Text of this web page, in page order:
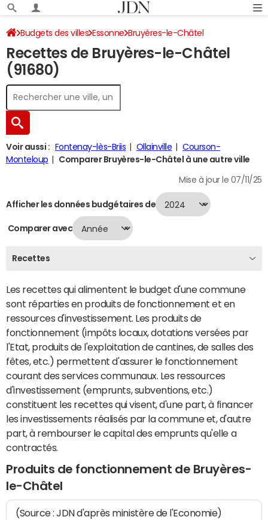
Budgets des villes Essonne Bruyères-le-Châtel
Recettes 2024
Recettes de Bruyères-le-Châtel
(91680)
Voir aussi : Fontenay-lès-Briis Ollainville
Courson-
Monteloup
Comparer Bruyères-le-Châtel à une autre ville
Mise à jour le 07/11/25
Afficher les données budgétaires de
Comparer avec
Recettes
Les recettes qui alimentent le budget d'une commune
sont réparties en produits de fonctionnement et en
ressources d'investissement. Les produits de
fonctionnement (impôts locaux, dotations versées par
l'Etat, produits de l'exploitation de cantines, de salles des
fêtes, etc.) permettent d'assurer le fonctionnement
courant des services communaux. Les ressources
d'investissement (emprunts, subventions, etc.)
constituent les recettes qui visent, d'une part, à financer
les investissements réalisés par la commune et, d'autre
part, à rembourser le capital des emprunts qu'elle a
contractés.
Produits de fonctionnement de Bruyères-
le-Châtel
(Source : JDN d'après ministère de l'Economie)